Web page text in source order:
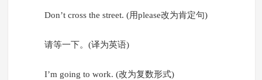
Don’t cross the street. (用please改为肯定句)
请等一下。(译为英语)
I’m going to work. (改为复数形式)